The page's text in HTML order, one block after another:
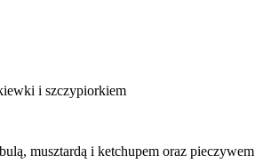
i szczypiorkiem
musztardą i ketchupem oraz